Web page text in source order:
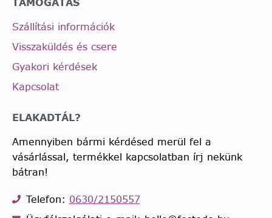
Szállítási információk
Visszaküldés és csere
Gyakori kérdések
Kapcsolat
ELAKADTÁL?
Amennyiben bármi kérdésed merül fel a
vásárlással, termékkel kapcsolatban írj nekünk
bátran!
Telefon: 0630/2150557